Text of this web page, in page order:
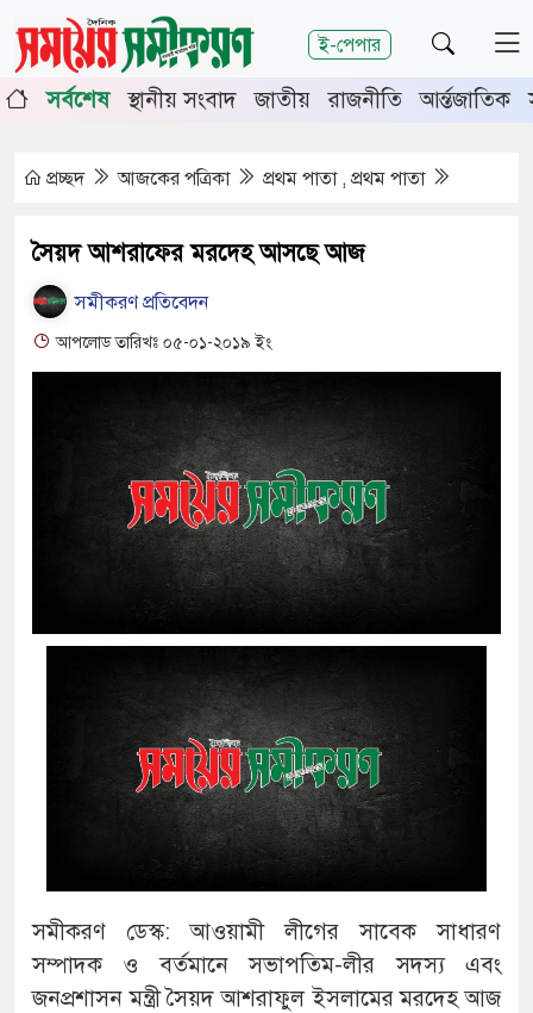
ই-পেপার
শিরোনাম
চুয়াডাঙ্গা-মেহেরপুরে জামায়াতের গণমিছিল
সভায় সিনিয়র জেলা জজ রফিকুল ইসলাম
সর্বশেষ স্থানীয় সংবাদ জাতীয় রাজনীতি আর্ন্তজাতিক
প্রচ্ছদ আজকের পত্রিকা প্রথম পাতা , প্রথম পাতা
সৈয়দ আশরাফের মরদেহ আসছে আজ
সমীকরণ প্রতিবেদন
আপলোড তারিখঃ ০৫-০১-২০১৯ ইং
সমীকরণ ডেস্ক: আওয়ামী লীগের সাবেক সাধারণ
সম্পাদক ও বর্তমানে সভাপতিম-লীর সদস্য এবং
জনপ্রশাসন মন্ত্রী সৈয়দ আশরাফুল ইসলামের মরদেহ আজ